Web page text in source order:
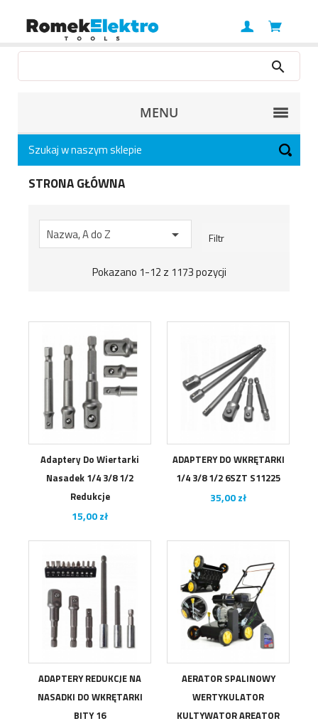
MENU
STRONA GŁÓWNA
Nazwa, A do Z  Filtr
Pokazano 1-12 z 1173 pozycji
Adaptery Do Wiertarki
Nasadek 1/4 3/8 1/2
Redukcje
Cena
15,00 zł
ADAPTERY DO WKRĘTARKI
1/4 3/8 1/2 6SZT S11225
Cena
35,00 zł
ADAPTERY REDUKCJE NA
NASADKI DO WKRĘTARKI
BITY 16
AERATOR SPALINOWY
WERTYKULATOR
KULTYWATOR AREATOR